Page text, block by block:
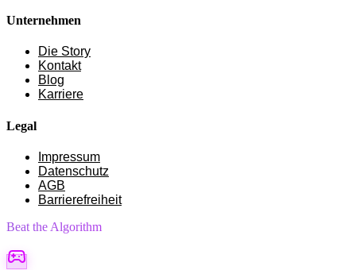
Unternehmen
Die Story
Kontakt
Blog
Karriere
Legal
Impressum
Datenschutz
AGB
Barrierefreiheit
Beat the Algorithm